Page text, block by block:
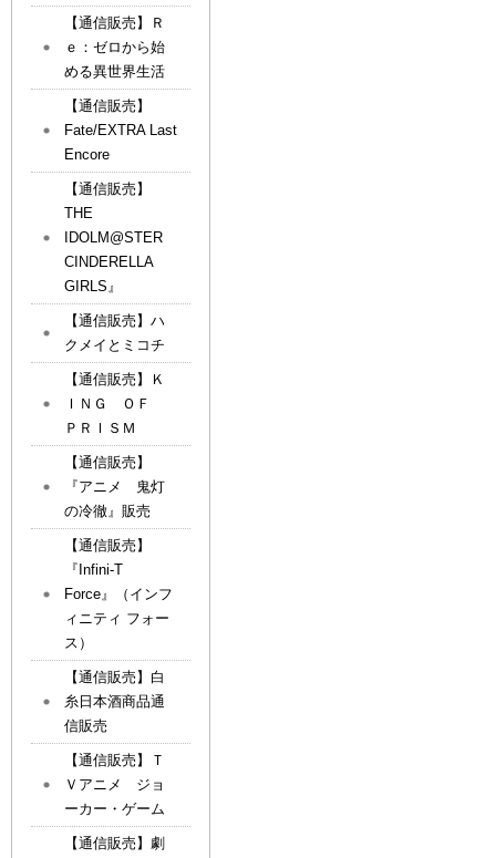
【通信販売】Ｒ
ｅ：ゼロから始
める異世界生活
【通信販売】
Fate/EXTRA Last
Encore
【通信販売】
THE
IDOLM@STER
CINDERELLA
GIRLS』
【通信販売】ハ
クメイとミコチ
【通信販売】Ｋ
ＩＮＧ ＯＦ
ＰＲＩＳＭ
【通信販売】
『アニメ 鬼灯
の冷徹』販売
【通信販売】
『Infini-T
Force』（インフ
ィニティ フォー
ス）
【通信販売】白
糸日本酒商品通
信販売
【通信販売】Ｔ
Ｖアニメ ジョ
ーカー・ゲーム
【通信販売】劇